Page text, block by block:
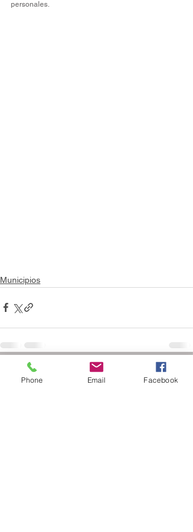
personales.
Municipios
Entradas recientes Ver todo
Phone Email Facebook